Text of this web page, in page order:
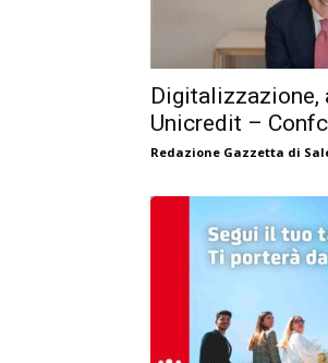
Digitalizzazione,
Unicredit –
Redazione Gazzetta di